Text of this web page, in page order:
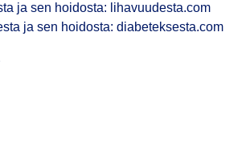
ja sen hoidosta: lihavuudesta.com
ja sen hoidosta: diabeteksesta.com